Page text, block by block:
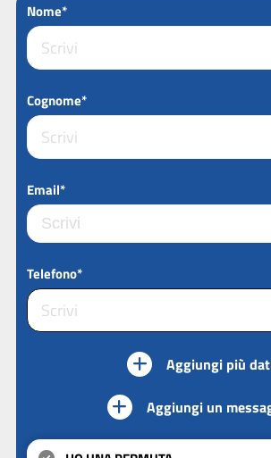
Nome*
Cognome*
Email*
Telefono*
Aggiungi più
Aggiungi un